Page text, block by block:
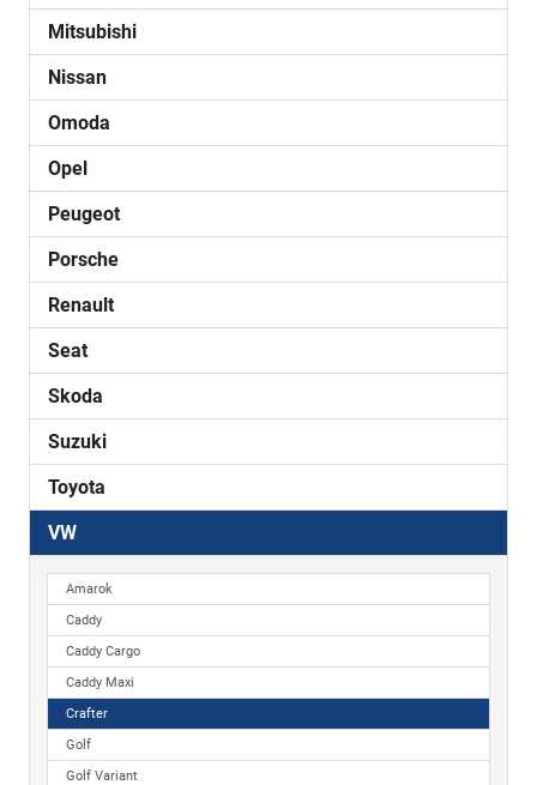
Mitsubishi
Nissan
Omoda
Opel
Peugeot
Porsche
Renault
Seat
Skoda
Suzuki
Toyota
VW
Amarok
Caddy
Caddy Cargo
Caddy Maxi
Crafter
Golf
Golf Variant